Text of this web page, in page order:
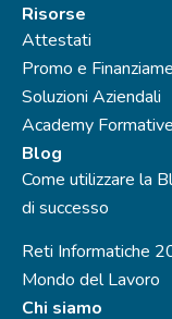
Risorse
Attestati
Promo e
Soluzioni Aziendali
Academy Formative
Blog
Come utilizzare la
di successo
Reti Informatiche
Mondo del Lavoro
Chi siamo